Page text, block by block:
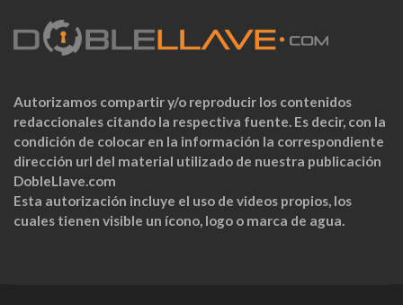
Autorizamos compartir y/o reproducir los contenidos
redaccionales citando la respectiva fuente. Es decir, con la
condición de colocar en la información la correspondiente
dirección url del material utilizado de nuestra publicación
DobleLlave.com
Esta autorización incluye el uso de videos propios, los
cuales tienen visible un ícono, logo o marca de agua.